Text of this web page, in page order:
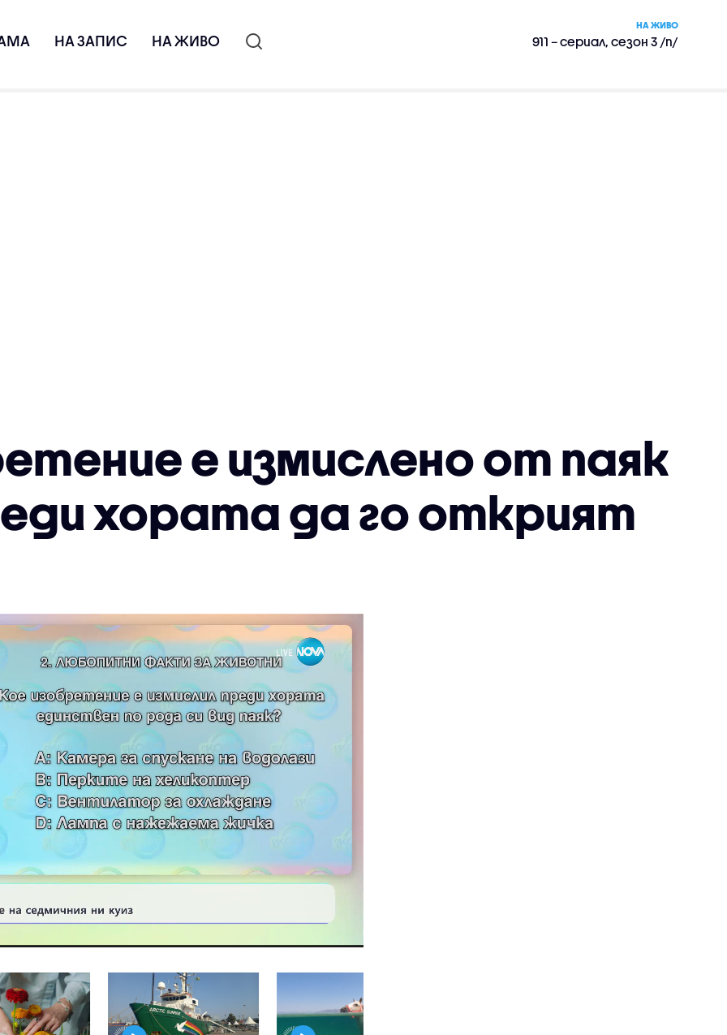
НА ЗАПИС НА ЖИВО
НА ЖИВО
911 – сериал, сезон 3 /п/
е измислено от паяк
хората да го открият